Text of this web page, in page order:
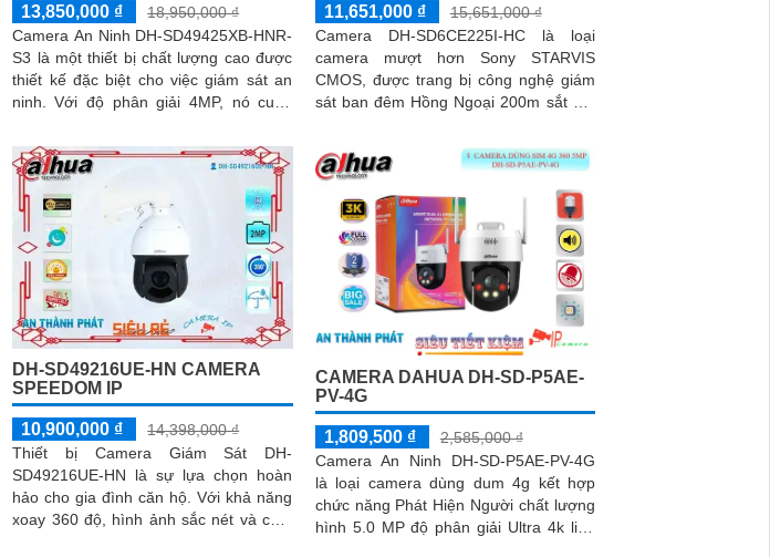
13,850,000 ₫
18,950,000 ₫
Camera An Ninh DH-SD49425XB-HNR-
S3 là một thiết bị chất lượng cao được
thiết kế đặc biệt cho việc giám sát an
ninh. Với độ phân giải 4MP, nó cung
11,651,000 ₫
15,651,000 ₫
Camera DH-SD6CE225I-HC là loại
camera mượt hơn Sony STARVIS
CMOS, được trang bị công nghệ giám
sát ban đêm Hồng Ngoại 200m sắt nét
Camera có khả năng lưu trữ lâu hơn
với các định dạng nén H
DH-SD49216UE-HN CAMERA
SPEEDOM IP
10,900,000 ₫
14,398,000 ₫
Thiết bị Camera Giám Sát DH-
SD49216UE-HN là sự lựa chọn hoàn
hảo cho gia đình căn hộ. Với khả năng
xoay 360 độ, hình ảnh sắc nét và chất
CAMERA DAHUA DH-SD-P5AE-
PV-4G
1,809,500 ₫
2,585,000 ₫
Camera An Ninh DH-SD-P5AE-PV-4G
là loại camera dùng dum 4g kết hợp
chức năng Phát Hiện Người chất lượng
hình 5.0 MP độ phân giải Ultra 4k lite.